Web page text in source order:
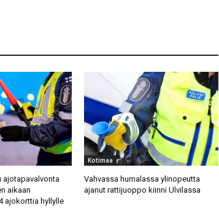
ajotapavalvonta
aikaan
ajokorttia hyllylle
Kotimaa
Vahvassa humalassa ylinopeutta
ajanut rattijuoppo kiinni Ulvilassa